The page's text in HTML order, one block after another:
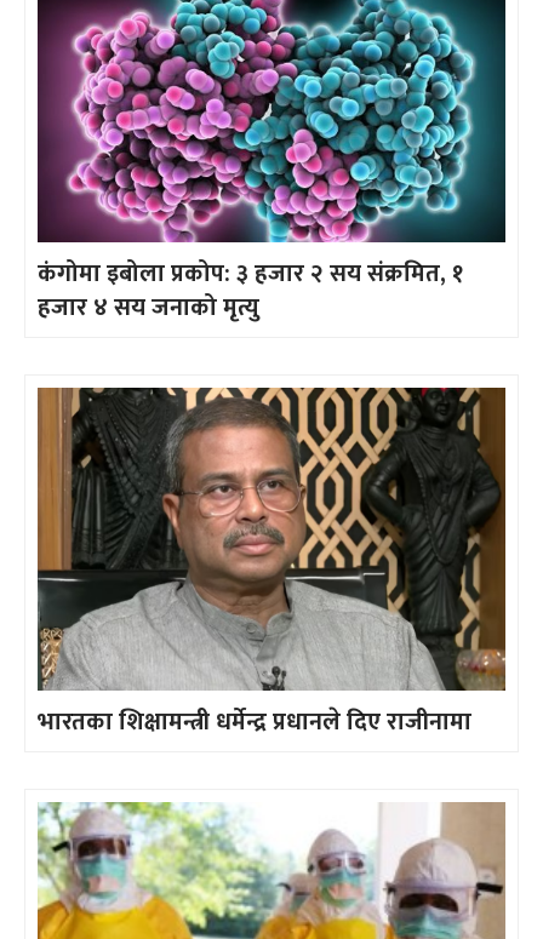
कंगोमा इबोला प्रकोप: ३ हजार २ सय संक्रमित, १
हजार ४ सय जनाको मृत्यु
भारतका शिक्षामन्त्री धर्मेन्द्र प्रधानले दिए राजीनामा